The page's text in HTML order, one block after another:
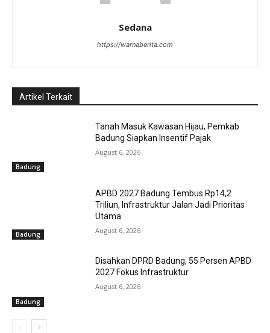
Sedana
https://warnaberita.com
Artikel Terkait
Badung
Tanah Masuk Kawasan Hijau, Pemkab
Badung Siapkan Insentif Pajak
August 6, 2026
Badung
APBD 2027 Badung Tembus Rp14,2
Triliun, Infrastruktur Jalan Jadi Prioritas
Utama
August 6, 2026
Badung
Disahkan DPRD Badung, 55 Persen APBD
2027 Fokus Infrastruktur
August 6, 2026